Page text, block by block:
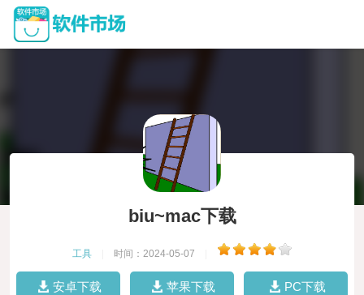
biu~mac下载
工具 时间：2024-05-07
安卓下载 苹果下载 PC下载